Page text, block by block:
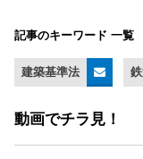
記事のキーワード 一覧
建築基準法
動画でチラ見！